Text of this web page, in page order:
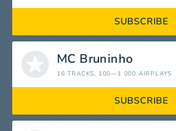
SUBSCRIBE
MC Bruninho
16 TRACKS, 100—1 000 AIRPLAYS
SUBSCRIBE